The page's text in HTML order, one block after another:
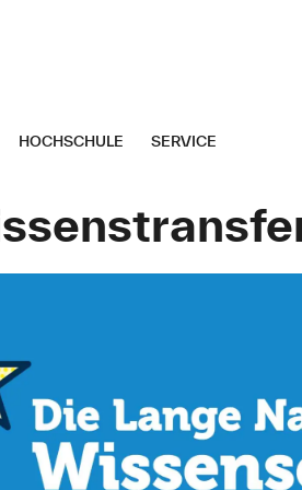
HOCHSCHULE SERVICE